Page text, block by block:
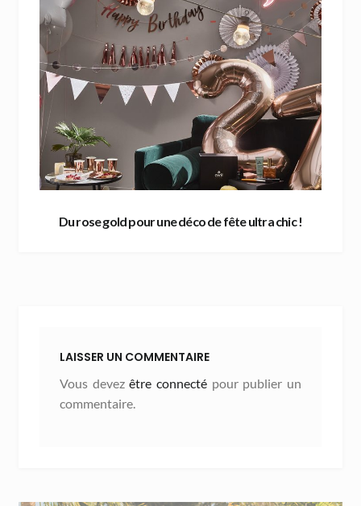
Du rose gold pour une déco de fête ultra chic !
LAISSER UN COMMENTAIRE
Vous devezêtre connecté pour publier un
commentaire.